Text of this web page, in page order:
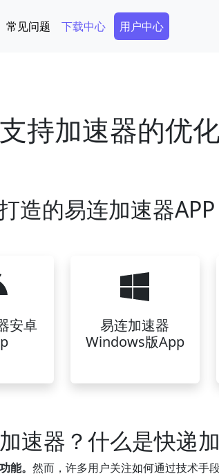
常见问题 下载中心 Secondary Menu
用户中心
持加速器的优
造的易连加速器APP
安卓
易连加速器
Windows版App
速器？什么是快递
能。 然而，许多用户关注如何通过技术手